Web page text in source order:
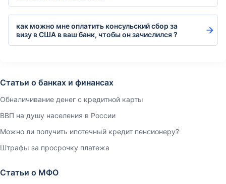
как можно мне оплатить консульский сбор за
визу в США в ваш банк, чтобы он зачислился ?
Статьи о банках и финансах
Обналичивание денег с кредитной карты
ВВП на душу населения в России
Можно ли получить ипотечный кредит пенсионеру?
Штрафы за просрочку платежа
Статьи о МФО